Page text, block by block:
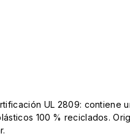
UL 2809: contiene
100 % reciclados.